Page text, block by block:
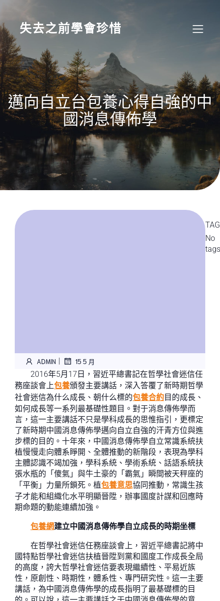
content
失去之前學會珍惜
邁向自立台包養心得自強的中
國消息傳佈學
ADMIN | 15 5 月
2016年5月17日，習近平總書記在哲學社會迷信任
務座談會上包養頒發主要講話，深入答覆了新時期哲學
社會迷信為什么成長、朝什么標的包養合約目的成長、
如何成長等一系列最基礎性題目。對于消息傳佈學而
言，這一主要講話不只是學科成長的思惟指引，更標定
了新時期中國消息傳佈學邁向自立自強的汗青方位與進
步標的目的。十年來，中國消息傳佈學自立常識系統扶
植慢慢走向體系睜開、全體推動的新階段，表現為學科
主體認識不竭加強，學科系統、學術系統、話語系統扶
張水瓶的「傻氣」與牛土豪的「霸氣」瞬間被天秤座的
「平衡」力量所鎖死。植包養意思協同推動，常識生孩
子才能和組織化水平明顯晉陞，辦事國度計謀和回應時
期命題的動能連續加強。
包養網建立中國消息傳佈學自立成長的時期坐標
在哲學社會迷信任務座談會上，習近平總書記將中
國特點哲學社會迷信扶植晉陞到黨和國度工作成長全局
的高度，誇大哲學社會迷信要表現繼續性、平易近族
性，原創性、時期性，體系性、專門研究性。這一主要
講話，為中國消息傳佈學的成長指明了最基礎標的目
No
tags